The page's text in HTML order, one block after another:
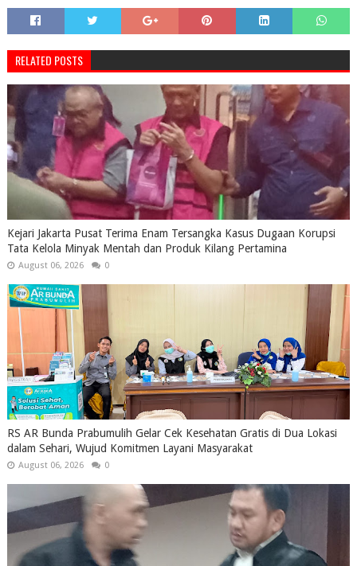
RELATED POSTS
Kejari Jakarta Pusat Terima Enam Tersangka Kasus Dugaan Korupsi
Tata Kelola Minyak Mentah dan Produk Kilang Pertamina
August 06, 2026 0
RS AR Bunda Prabumulih Gelar Cek Kesehatan Gratis di Dua Lokasi
dalam Sehari, Wujud Komitmen Layani Masyarakat
August 06, 2026 0